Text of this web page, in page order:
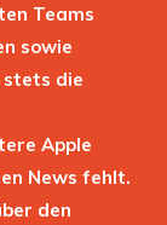
Teams
sowie
die
Apple
News fehlt.
den